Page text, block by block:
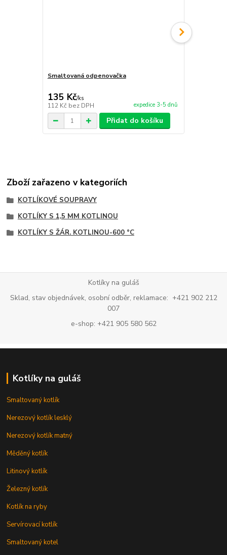
Smaltovaná odpenovačka
135 Kč/ks
112 Kč bez DPH expedice 3-5 dnů
Přidat do košíku
Zboží zařazeno v kategoriích
KOTLÍKOVÉ SOUPRAVY
KOTLÍKY S 1,5 MM KOTLINOU
KOTLÍKY S ŽÁR. KOTLINOU-600 °C
Kotlíky na guláš
Sklad, stav objednávek, osobní odběr, reklamace: +421 902 212
007
e-shop: +421 905 580 562
Kotlíky na guláš
Smaltovaný kotlík
Nerezový kotlík lesklý
Nerezový kotlík matný
Měděný kotlík
Litinový kotlík
Železný kotlík
Kotlík na ryby
Servírovací kotlík
Smaltovaný kotel